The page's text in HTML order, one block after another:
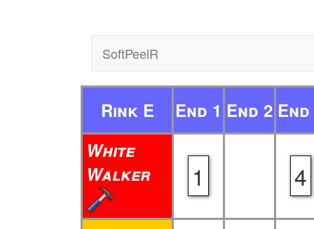
SoftPeelR
Rink E End 1 End 2 End
White
Walker
1 4